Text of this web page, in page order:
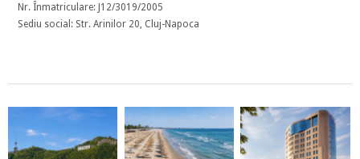
Nr. Înmatriculare: J12/3019/2005
Sediu social: Str. Arinilor 20, Cluj-Napoca